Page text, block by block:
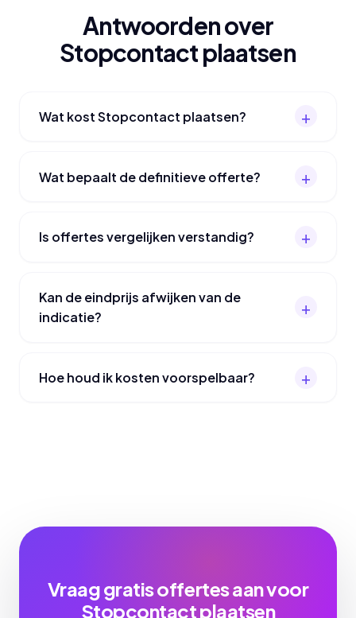
Antwoorden over
Stopcontact plaatsen
Wat kost Stopcontact plaatsen?
Wat bepaalt de definitieve offerte?
Is offertes vergelijken verstandig?
Kan de eindprijs afwijken van de
indicatie?
Hoe houd ik kosten voorspelbaar?
Vraag gratis offertes aan voor
Stopcontact plaatsen